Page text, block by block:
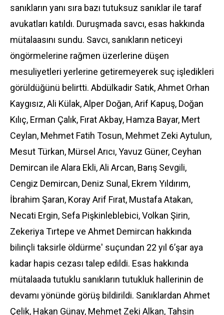
sanıkların yanı sıra bazı tutuksuz sanıklar ile taraf
avukatları katıldı. Duruşmada savcı, esas hakkında
mütalaasını sundu. Savcı, sanıkların neticeyi
öngörmelerine rağmen üzerlerine düşen
mesuliyetleri yerlerine getiremeyerek suç işledikleri
görüldüğünü belirtti. Abdülkadir Satık, Ahmet Orhan
Kaygısız, Ali Külak, Alper Doğan, Arif Kapuş, Doğan
Kılıç, Erman Çalık, Fırat Akbay, Hamza Bayar, Mert
Ceylan, Mehmet Fatih Tosun, Mehmet Zeki Aytulun,
Mesut Türkan, Mürsel Arıcı, Yavuz Güner, Ceyhan
Demircan ile Alara Ekli, Ali Arcan, Barış Sevgili,
Cengiz Demircan, Deniz Sunal, Ekrem Yıldırım,
İbrahim Şaran, Koray Arif Fırat, Mustafa Atakan,
Necati Ergin, Sefa Pişkinleblebici, Volkan Şirin,
Zekeriya Tırtepe ve Ahmet Demircan hakkında
bilinçli taksirle öldürme' suçundan 22 yıl 6’şar aya
kadar hapis cezası talep edildi. Esas hakkında
mütalaada tutuklu sanıkların tutukluk hallerinin de
devamı yönünde görüş bildirildi. Sanıklardan Ahmet
Çelik, Hakan Günay, Mehmet Zeki Alkan, Tahsin